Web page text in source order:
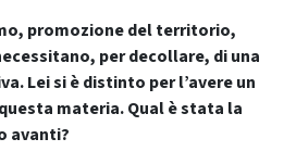
promozione del territorio,
per decollare, di una
Lei si è distinto per l’avere un
materia. Qual è stata la
avanti?